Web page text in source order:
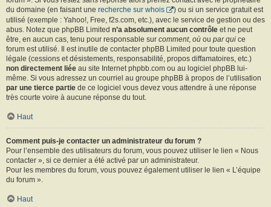
du domaine (en faisant une recherche sur whois
) ou si un service gratuit est
utilisé (exemple : Yahoo!, Free, f2s.com, etc.), avec le service de gestion ou des
abus. Notez que phpBB Limited n’a absolument aucun contrôle et ne peut
être, en aucun cas, tenu pour responsable sur comment, où ou par qui ce
forum est utilisé. Il est inutile de contacter phpBB Limited pour toute question
légale (cessions et désistements, responsabilité, propos diffamatoires, etc.)
non directement liée au site Internet phpbb.com ou au logiciel phpBB lui-
même. Si vous adressez un courriel au groupe phpBB à propos de l’utilisation
par une tierce partie de ce logiciel vous devez vous attendre à une réponse
très courte voire à aucune réponse du tout.
Haut
Comment puis-je contacter un administrateur du forum ?
Pour l’ensemble des utilisateurs du forum, vous pouvez utiliser le lien « Nous
contacter », si ce dernier a été activé par un administrateur.
Pour les membres du forum, vous pouvez également utiliser le lien « L’équipe
du forum ».
Haut